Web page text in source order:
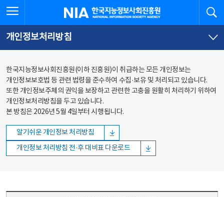
바로가기
바로가기
한국지능정보사회진흥원
개인정보처리방침
한국지능정보사회진흥원(이하 진흥원)이 취급하는 모든 개인정보는
개인정보보호법 등 관련 법령을 준수하여 수집·보유 및 처리되고 있습니다.
또한 개인정보주체의 권익을 보장하고 관련한 고충을 원활히 처리하기 위하여
개인정보처리방침을 두고 있습니다.
본 방침은 2026년 5월 4일부터 시행됩니다.
알기쉬운 개인정보 처리방침
개인정보 처리방침 전·후 대비표 다운로드